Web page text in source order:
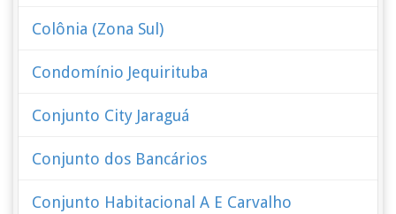
Colônia (Zona Sul)
Condomínio Jequirituba
Conjunto City Jaraguá
Conjunto dos Bancários
Conjunto Habitacional A E Carvalho